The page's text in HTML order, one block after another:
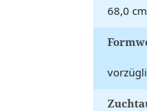
68,0 cm